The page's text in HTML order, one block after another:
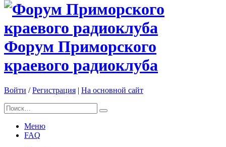
Форум Приморского
краевого радиоклуба
Войти /Регистрация | На основной сайт
Меню
FAQ